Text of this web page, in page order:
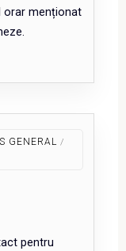
orar menționat
GENERAL /
pentru